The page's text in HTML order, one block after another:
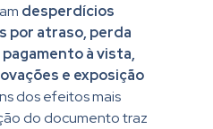
desperdícios
por atraso, perda
à vista,
e exposição
dos efeitos mais
do documento traz